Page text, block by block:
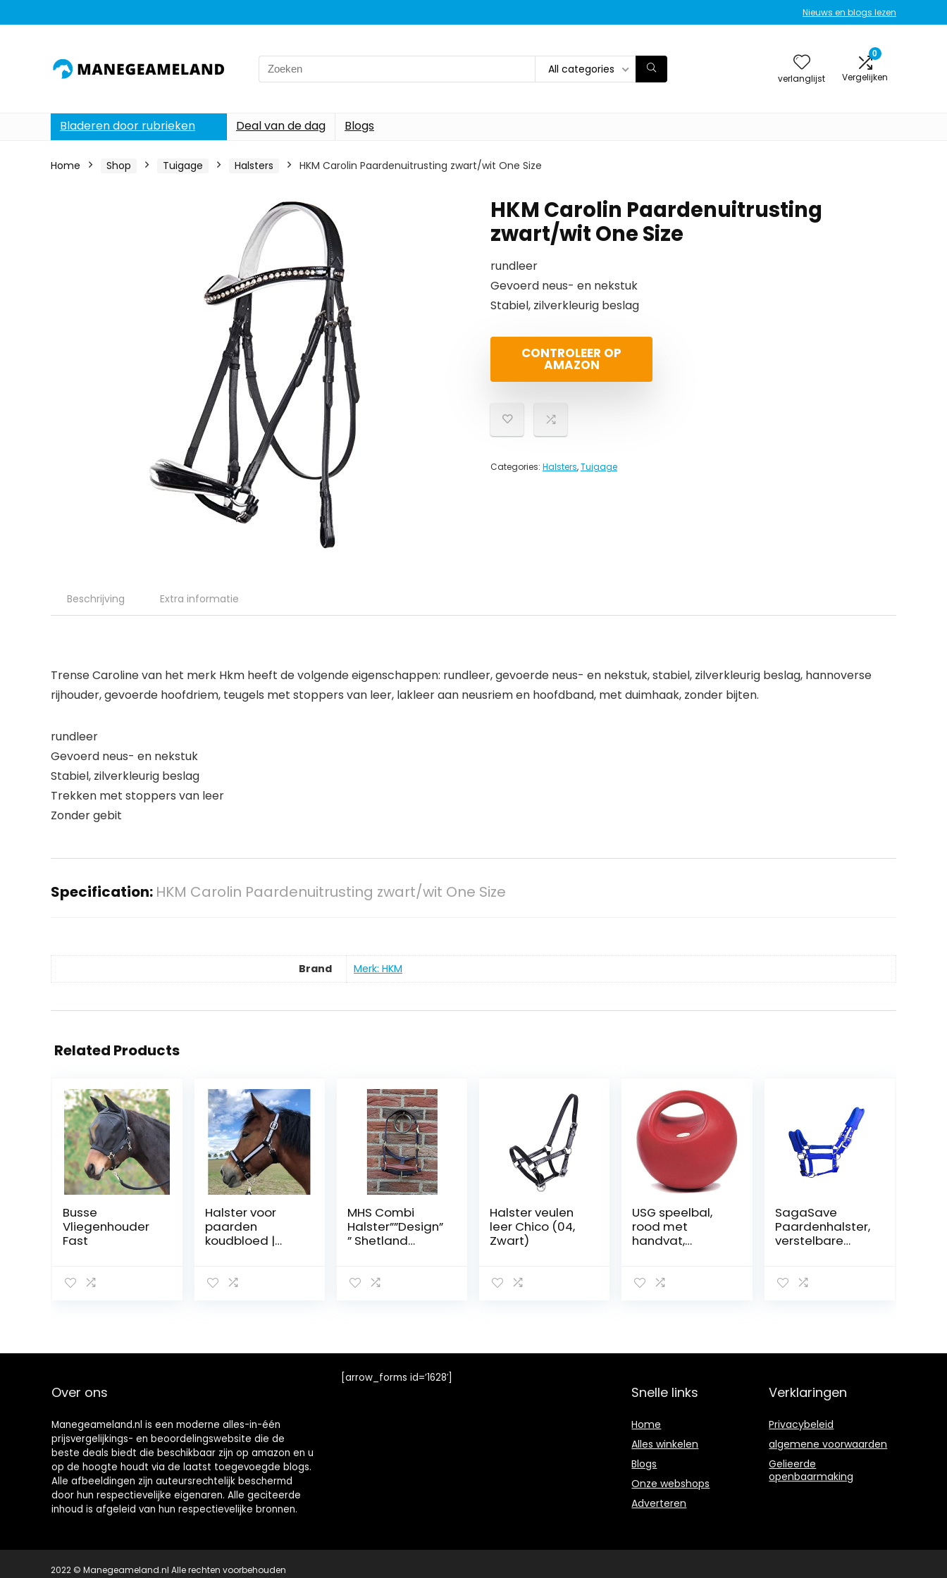
Nieuws en blogs lezen
Search
for:
All categories
verlanglijst
0
Vergelijken
Bladeren door rubrieken Deal van de dag Blogs
Home Shop Tuigage Halsters HKM Carolin Paardenuitrusting zwart/wit One Size
HKM Carolin Paardenuitrusting
zwart/wit One Size
rundleer
Gevoerd neus- en nekstuk
Stabiel, zilverkleurig beslag
CONTROLEER OP
AMAZON
Categories: Halsters,Tuigage
Beschrijving Extra informatie
Trense Caroline van het merk Hkm heeft de volgende eigenschappen: rundleer, gevoerde neus- en nekstuk, stabiel, zilverkleurig beslag, hannoverse
rijhouder, gevoerde hoofdriem, teugels met stoppers van leer, lakleer aan neusriem en hoofdband, met duimhaak, zonder bijten.
rundleer
Gevoerd neus- en nekstuk
Stabiel, zilverkleurig beslag
Trekken met stoppers van leer
Zonder gebit
Specification: HKM Carolin Paardenuitrusting zwart/wit One Size
Brand Merk: HKM
Related Products
Busse
Vliegenhouder
Fast
Halster voor
paarden
koudbloed |
verstelbare
(koudbloed))
MHS Combi
Halster””Design”
” Shetland
Halster veulen
leer Chico (04,
Zwart)
USG speelbal,
rood met
handvat,
diameter
SagaSave
Paardenhalster,
verstelbare
met verdikt
Over ons
Manegeameland.nl is een moderne alles-in-één
prijsvergelijkings- en beoordelingswebsite die de
beste deals biedt die beschikbaar zijn op amazon en u
op de hoogte houdt via de laatst toegevoegde blogs.
Alle afbeeldingen zijn auteursrechtelijk beschermd
door hun respectievelijke eigenaren. Alle geciteerde
inhoud is afgeleid van hun respectievelijke bronnen.
[arrow_forms id=’1628′]
Snelle links
Home
Alles winkelen
Blogs
Onze webshops
Adverteren
Verklaringen
Privacybeleid
algemene voorwaarden
Gelieerde
openbaarmaking
2022 © Manegeameland.nl Alle rechten voorbehouden